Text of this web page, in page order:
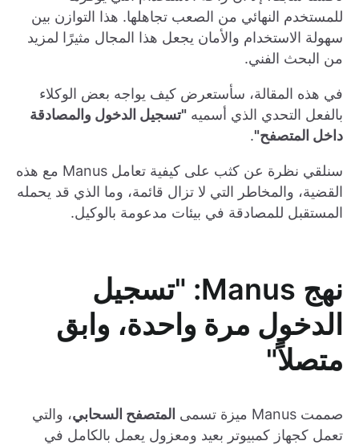
للمستخدم النهائي من الصعب تجاهلها. هذا التوازن بين
سهولة الاستخدام والأمان يجعل هذا المجال مثيرًا لمزيد
من البحث الفني.
في هذه المقالة، سأستعرض كيف يواجه بعض الوكلاء
بالفعل التحدي الذي أسميه "تسجيل الدخول والمصادقة
داخل المتصفح".
سنلقي نظرة عن كثب على كيفية تعامل Manus مع هذه
القضية، والمخاطر التي لا تزال قائمة، وما الذي قد يحمله
المستقبل للمصادقة في بيئات مدعومة بالوكيل.
نهج Manus: "تسجيل
الدخول مرة واحدة، وابق
متصلاً"
صممت Manus ميزة تسمى المتصفح السحابي، والتي
تعمل كجهاز كمبيوتر بعيد ومعزول يعمل بالكامل في